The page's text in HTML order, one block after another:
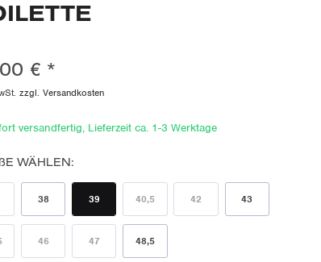
€ *
zzgl. Versandkosten
versandfertig, Lieferzeit ca. 1-3 Werktage
WÄHLEN:
38 39 40,5 42 43
46 47 48,5